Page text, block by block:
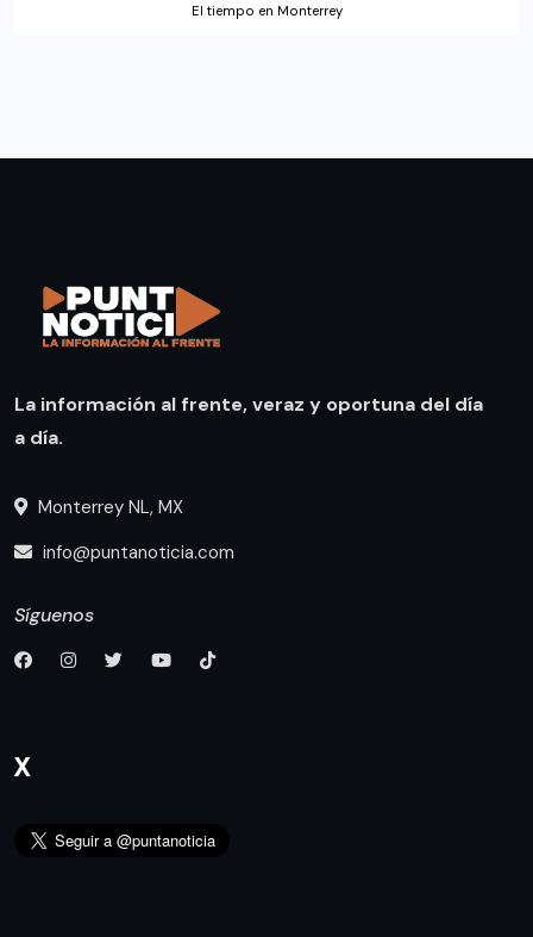
El tiempo en Monterrey
La información al frente, veraz y oportuna del día
a día.
Monterrey NL, MX
info@puntanoticia.com
Síguenos
X